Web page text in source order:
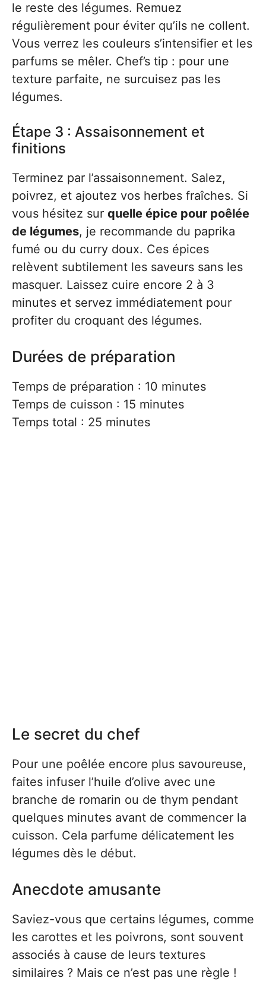
le reste des légumes. Remuez
régulièrement pour éviter qu’ils ne collent.
Vous verrez les couleurs s’intensifier et les
parfums se mêler. Chef’s tip : pour une
texture parfaite, ne surcuisez pas les
légumes.
Étape 3 : Assaisonnement et
finitions
Terminez par l’assaisonnement. Salez,
poivrez, et ajoutez vos herbes fraîches. Si
vous hésitez sur quelle épice pour poêlée
de légumes, je recommande du paprika
fumé ou du curry doux. Ces épices
relèvent subtilement les saveurs sans les
masquer. Laissez cuire encore 2 à 3
minutes et servez immédiatement pour
profiter du croquant des légumes.
Durées de préparation
Temps de préparation : 10 minutes
Temps de cuisson : 15 minutes
Temps total : 25 minutes
Le secret du chef
Pour une poêlée encore plus savoureuse,
faites infuser l’huile d’olive avec une
branche de romarin ou de thym pendant
quelques minutes avant de commencer la
cuisson. Cela parfume délicatement les
légumes dès le début.
Anecdote amusante
Saviez-vous que certains légumes, comme
les carottes et les poivrons, sont souvent
associés à cause de leurs textures
similaires ? Mais ce n’est pas une règle !